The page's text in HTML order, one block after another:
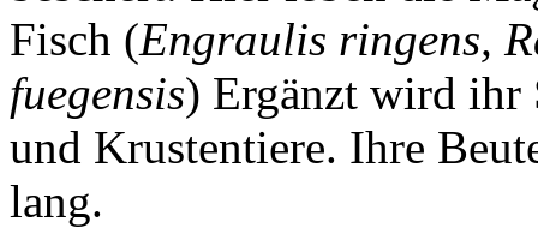
Fisch (Engraulis ringens,
fuegensis) Ergänzt wird ihr
und Krustentiere. Ihre
lang.